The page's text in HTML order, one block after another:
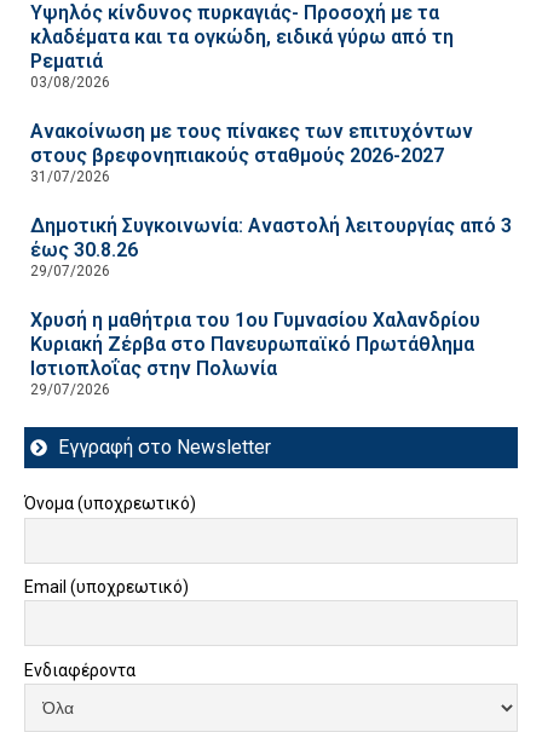
Υψηλός κίνδυνος πυρκαγιάς- Προσοχή με τα
κλαδέματα και τα ογκώδη, ειδικά γύρω από τη
Ρεματιά
03/08/2026
Ανακοίνωση με τους πίνακες των επιτυχόντων
στους βρεφονηπιακούς σταθμούς 2026-2027
31/07/2026
Δημοτική Συγκοινωνία: Αναστολή λειτουργίας από 3
έως 30.8.26
29/07/2026
Χρυσή η μαθήτρια του 1ου Γυμνασίου Χαλανδρίου
Κυριακή Ζέρβα στο Πανευρωπαϊκό Πρωτάθλημα
Ιστιοπλοΐας στην Πολωνία
29/07/2026
Εγγραφή στο Newsletter
Όνομα (υποχρεωτικό)
Email (υποχρεωτικό)
Ενδιαφέροντα